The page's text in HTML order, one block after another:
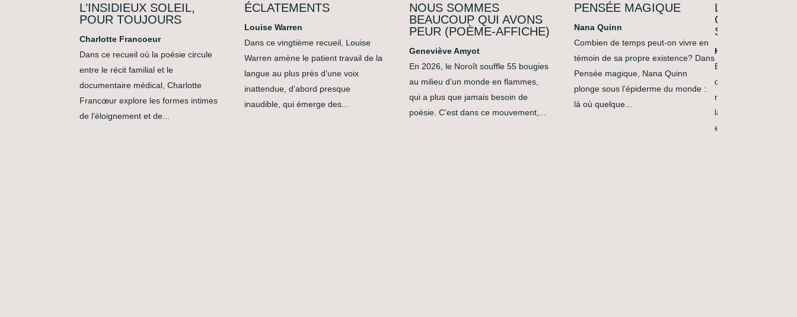
L’INSIDIEUX SOLEIL,
POUR TOUJOURS
Charlotte Francoeur
Dans ce recueil où la poésie circule
entre le récit familial et le
documentaire médical, Charlotte
Francœur explore les formes intimes
de l’éloignement et de...
ÉCLATEMENTS
Louise Warren
Dans ce vingtième recueil, Louise
Warren amène le patient travail de la
langue au plus près d’une voix
inattendue, d’abord presque
inaudible, qui émerge des...
NOUS SOMMES
BEAUCOUP QUI AVONS
PEUR (POÈME-AFFICHE)
Geneviève Amyot
En 2026, le Noroît souffle 55 bougies
au milieu d’un monde en flammes,
qui a plus que jamais besoin de
poésie. C’est dans ce mouvement,...
PENSÉE MAGIQUE
Nana Quinn
Combien de temps peut-on vivre en
témoin de sa propre existence? Dans
Pensée magique, Nana Quinn
plonge sous l’épiderme du monde :
là où quelque...
L’HISTOIRE
COMMENT JE
SÉPARÉE EN
Hoda Adra
Entre humour,
détours pseudo-
récit hybride, inspiré
la tradition orale
explore les effets